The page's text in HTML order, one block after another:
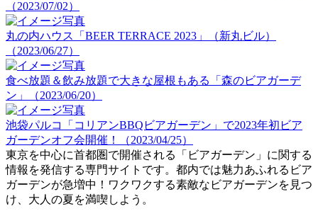
（2023/07/02）
丸の内ハウス「BEER TERRACE 2023」（新丸ビル）
（2023/06/27）
食べ放題＆飲み放題で大きな屋根もある「森のビアガーデ
ン」（2023/06/20）
池袋パルコ「コリアンBBQビアガーデン」で2023年初ビア
ガーデンオフ会開催！（2023/04/25）
東京を中心に首都圏で開催される「ビアガーデン」に関する
情報を発信する専門サイトです。都内では魅力あふれるビア
ガーデンが急増中！ワクワクする素敵なビアガーデンを見つ
け、大人の夏を満喫しよう。